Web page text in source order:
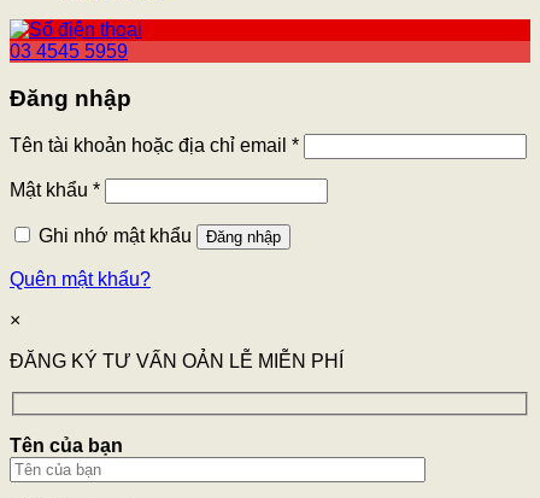
03 4545 5959
Đăng nhập
Tên tài khoản hoặc địa chỉ email *
Mật khẩu *
Ghi nhớ mật khẩu Đăng nhập
Quên mật khẩu?
×
ĐĂNG KÝ TƯ VẤN OẢN LỄ MIỄN PHÍ
Tên của bạn